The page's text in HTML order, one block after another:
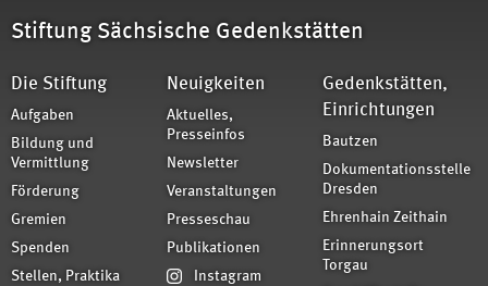
Stiftung Sächsische Gedenkstätten
Die Stiftung
Aufgaben
Bildung und
Vermittlung
Förderung
Gremien
Spenden
Stellen, Praktika
Neuigkeiten
Aktuelles,
Presseinfos
Newsletter
Veranstaltungen
Presseschau
Publikationen
Instagram
Gedenkstätten,
Einrichtungen
Bautzen
Dokumentationsstelle
Dresden
Ehrenhain Zeithain
Erinnerungsort
Torgau